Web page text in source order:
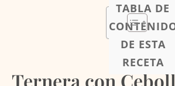
TABLA DE
DE ESTA
RECETA
Ternera con